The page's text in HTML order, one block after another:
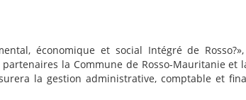
économique et social Intégré de
la Commune de Rosso-Mauritanie et
la gestion administrative, comptable et